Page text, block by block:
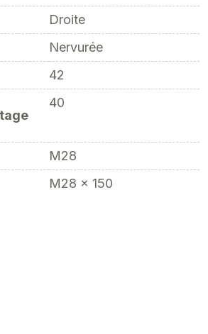
Droite
Nervurée
42
40
M28
M28 x 150